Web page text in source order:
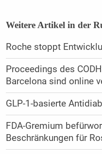
Weitere Artikel in der
Roche stoppt
Proceedings des
Barcelona sind online
GLP-1-basierte
FDA-Gremium
Beschränkungen für